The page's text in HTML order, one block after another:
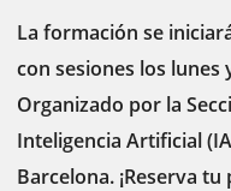
La formación se
con sesiones los lunes
Organizado por la
Inteligencia Artificial
Barcelona. ¡Reserva